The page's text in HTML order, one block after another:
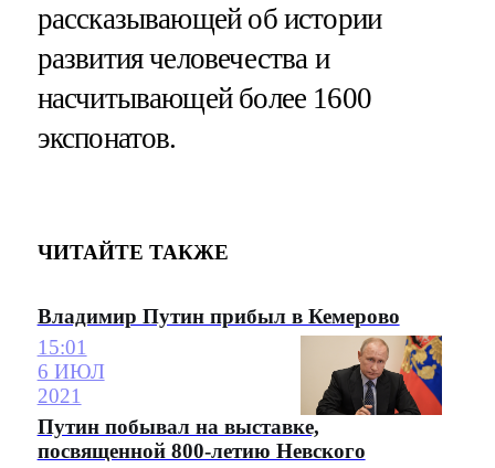
рассказывающей об истории
развития человечества​​​ и
насчитывающей более 1600
экспонатов.
ЧИТАЙТЕ ТАКЖЕ
Владимир Путин прибыл в Кемерово
15:01
6 ИЮЛ
2021
Путин побывал на выставке,
посвященной 800-летию Невского